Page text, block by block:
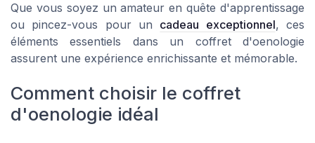
Que vous soyez un amateur en quête d'apprentissage
ou pincez-vous pour un cadeau exceptionnel, ces
éléments essentiels dans un coffret d'oenologie
assurent une expérience enrichissante et mémorable.
Comment choisir le coffret
d'oenologie idéal